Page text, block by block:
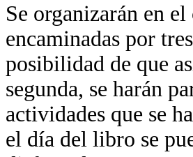
Se organizarán en
encaminadas por
posibilidad de que
segunda, se harán
actividades que se
el día del libro se